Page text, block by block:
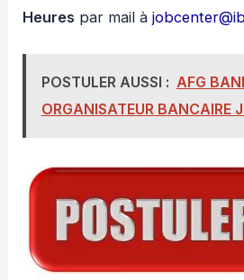
Heures par mail à
POSTULER AUSSI : AFG
ORGANISATEUR BANCAIRE